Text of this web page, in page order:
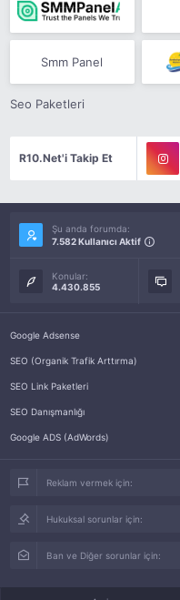
Smm Panel
Seo Paketleri
R10.Net'i Takip Et
Şu anda forumda:
7.582 Kullanıcı Aktif
Konular:
4.430.855
Google Adsense
SEO (Organik Trafik Arttırma)
SEO Link Paketleri
SEO Danışmanlığı
Google ADS (AdWords)
Reklam vermek için:
Hukuksal sorunlar için:
Ban ve Diğer sorunlar için: